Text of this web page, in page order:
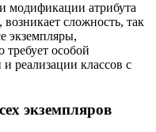
модификации атрибута
возникает сложность, так
экземпляры,
особой
реализации классов с
экземпляров